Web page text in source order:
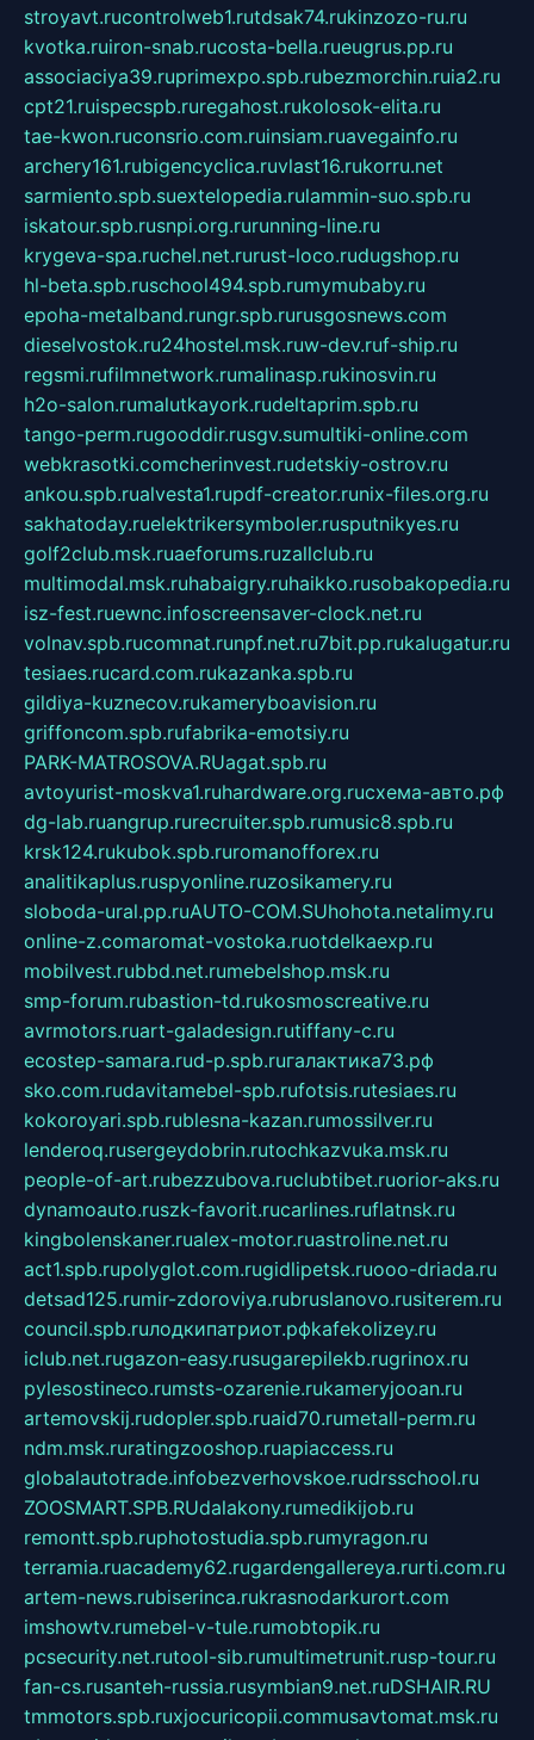
stroyavt.rucontrolweb1.rutdsak74.rukinzozo-ru.ru
kvotka.ruiron-snab.rucosta-bella.rueugrus.pp.ru
associaciya39.ruprimexpo.spb.rubezmorchin.ruia2.ru
cpt21.ruispecspb.ruregahost.rukolosok-elita.ru
tae-kwon.ruconsrio.com.ruinsiam.ruavegainfo.ru
archery161.rubigencyclica.ruvlast16.rukorru.net
sarmiento.spb.suextelopedia.rulammin-suo.spb.ru
iskatour.spb.rusnpi.org.rurunning-line.ru
krygeva-spa.ruchel.net.rurust-loco.rudugshop.ru
hl-beta.spb.ruschool494.spb.rumymubaby.ru
epoha-metalband.rungr.spb.rurusgosnews.com
dieselvostok.ru24hostel.msk.ruw-dev.ruf-ship.ru
regsmi.rufilmnetwork.rumalinasp.rukinosvin.ru
h2o-salon.rumalutkayork.rudeltaprim.spb.ru
tango-perm.rugooddir.rusgv.sumultiki-online.com
webkrasotki.comcherinvest.rudetskiy-ostrov.ru
ankou.spb.rualvesta1.rupdf-creator.runix-files.org.ru
sakhatoday.ruelektrikersymboler.rusputnikyes.ru
golf2club.msk.ruaeforums.ruzallclub.ru
multimodal.msk.ruhabaigry.ruhaikko.rusobakopedia.ru
isz-fest.ruewnc.infoscreensaver-clock.net.ru
volnav.spb.rucomnat.runpf.net.ru7bit.pp.rukalugatur.ru
tesiaes.rucard.com.rukazanka.spb.ru
gildiya-kuznecov.rukameryboavision.ru
griffoncom.spb.rufabrika-emotsiy.ru
PARK-MATROSOVA.RUagat.spb.ru
avtoyurist-moskva1.ruhardware.org.ruсхема-авто.рф
dg-lab.ruangrup.rurecruiter.spb.rumusic8.spb.ru
krsk124.rukubok.spb.ruromanofforex.ru
analitikaplus.ruspyonline.ruzosikamery.ru
sloboda-ural.pp.ruAUTO-COM.SUhohota.netalimy.ru
online-z.comaromat-vostoka.ruotdelkaexp.ru
mobilvest.rubbd.net.rumebelshop.msk.ru
smp-forum.rubastion-td.rukosmoscreative.ru
avrmotors.ruart-galadesign.rutiffany-c.ru
ecostep-samara.rud-p.spb.ruгалактика73.рф
sko.com.rudavitamebel-spb.rufotsis.rutesiaes.ru
kokoroyari.spb.rublesna-kazan.rumossilver.ru
lenderoq.rusergeydobrin.rutochkazvuka.msk.ru
people-of-art.rubezzubova.ruclubtibet.ruorior-aks.ru
dynamoauto.ruszk-favorit.rucarlines.ruflatnsk.ru
kingbolenskaner.rualex-motor.ruastroline.net.ru
act1.spb.rupolyglot.com.rugidlipetsk.ruooo-driada.ru
detsad125.rumir-zdoroviya.rubruslanovo.rusiterem.ru
council.spb.ruлодкипатриот.рфkafekolizey.ru
iclub.net.rugazon-easy.rusugarepilekb.rugrinox.ru
pylesostineco.rumsts-ozarenie.rukameryjooan.ru
artemovskij.rudopler.spb.ruaid70.rumetall-perm.ru
ndm.msk.ruratingzooshop.ruapiaccess.ru
globalautotrade.infobezverhovskoe.rudrsschool.ru
ZOOSMART.SPB.RUdalakony.rumedikijob.ru
remontt.spb.ruphotostudia.spb.rumyragon.ru
terramia.ruacademy62.rugardengallereya.rurti.com.ru
artem-news.rubiserinca.rukrasnodarkurort.com
imshowtv.rumebel-v-tule.rumobtopik.ru
pcsecurity.net.rutool-sib.rumultimetrunit.rusp-tour.ru
fan-cs.rusanteh-russia.rusymbian9.net.ruDSHAIR.RU
tmmotors.spb.ruxjocuricopii.commusavtomat.msk.ru